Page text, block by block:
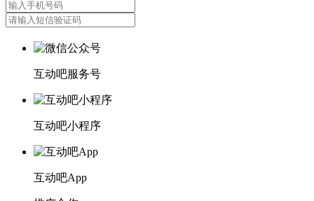
互动吧服务号
互动吧小程序
互动吧App